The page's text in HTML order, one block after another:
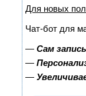
Для новых
Чат-бот для
—Сам
—
—